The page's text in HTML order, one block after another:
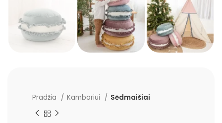
Pradžia Kambariui Sėdmaišiai